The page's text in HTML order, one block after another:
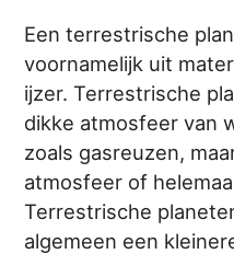
Een terrestrische
voornamelijk uit
ijzer. Terrestrische
dikke atmosfeer van
zoals gasreuzen,
atmosfeer of
Terrestrische
algemeen een